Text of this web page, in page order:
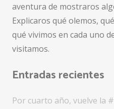
aventura de mostraros
Explicaros qué olemos,
qué vivimos en cada uno
visitamos.
Entradas recientes
Por cuarto año, vuelve la